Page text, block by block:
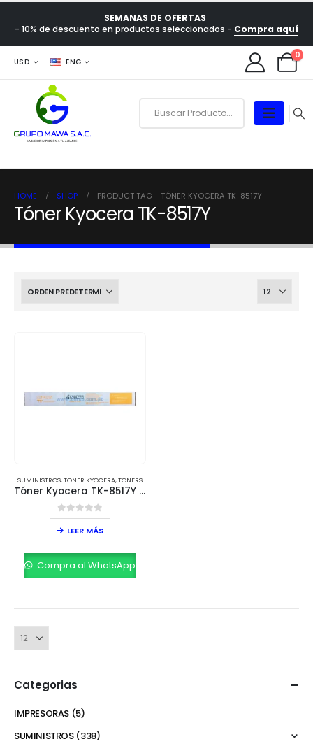
SEMANAS DE OFERTAS
- 10% de descuento en productos seleccionados - Compra aquí
USD ENG
0
HOME SHOP PRODUCT TAG - TÓNER KYOCERA TK-8517Y
Tóner Kyocera TK-8517Y
SUMINISTROS,TONER KYOCERA,TONERS
Tóner Kyocera TK-8517Y Amarillo – 20,000 Páginas
0out of 5
LEER MÁS
Compra al WhatsApp
Categorias
IMPRESORAS (5)
SUMINISTROS (338)